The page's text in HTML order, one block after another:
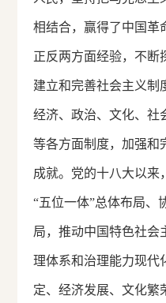
相结合，赢得了中国革
正反两方面经验，不断
建立和完善社会主义制
经济、政治、文化、社
等各方面制度，加强和
成就。党的十八大以来
“五位一体”总体布局、
局，推动中国特色社会
理体系和治理能力现代
定、经济发展、文化繁